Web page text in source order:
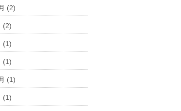
(2)
(2)
(1)
(1)
(1)
(1)